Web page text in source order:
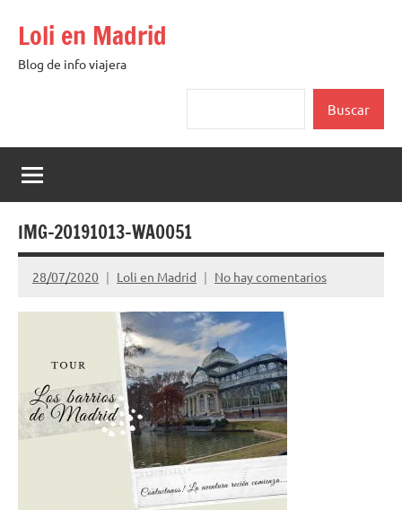
contenido
Loli en Madrid
Blog de info viajera
Buscar
IMG-20191013-WA0051
28/07/2020 Loli en Madrid No hay comentarios